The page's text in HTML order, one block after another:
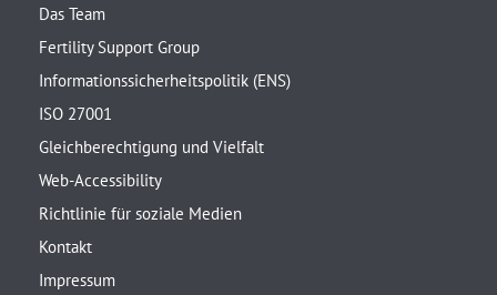
Das Team
Fertility Support Group
Informationssicherheitspolitik (ENS)
ISO 27001
Gleichberechtigung und Vielfalt
Web-Accessibility
Richtlinie für soziale Medien
Kontakt
Impressum